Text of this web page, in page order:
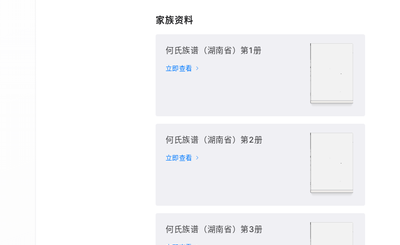
家族资料
何氏族谱（湖南省）第1册
立即查看
何氏族谱（湖南省）第2册
立即查看
何氏族谱（湖南省）第3册